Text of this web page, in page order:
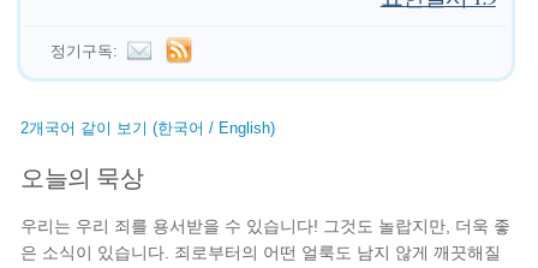
정기구독:
2개국어 같이 보기 (한국어 / English)
오늘의 묵상
우리는 우리 죄를 용서받을 수 있습니다! 그것도 놀랍지만, 더욱 좋
은 소식이 있습니다. 죄로부터의 어떤 얼룩도 남지 않게 깨끗해질